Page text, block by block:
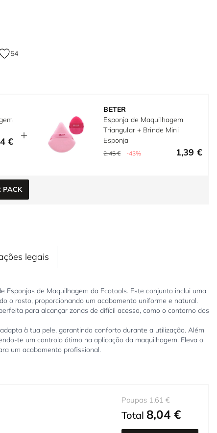
54
€
BETER
Esponja de Maquilhagem
Triangular + Brinde Mini
Esponja
2,45 € -43% 1,39 €
PACK
Esponjas de Maquilhagem da Ecotools. Este conjunto inclui uma
o rosto, proporcionando um acabamento uniforme e natural.
para alcançar zonas de difícil acesso, como o contorno dos
à tua pele, garantindo conforto durante a utilização. Além
te um controlo ótimo na aplicação da maquilhagem. Eleva o
um acabamento profissional.
legais
Poupas 1,61 €
Total 8,04 €